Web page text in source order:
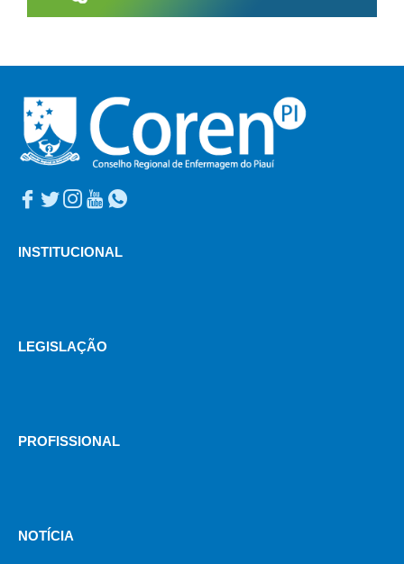
INSTITUCIONAL
LEGISLAÇÃO
PROFISSIONAL
NOTÍCIA